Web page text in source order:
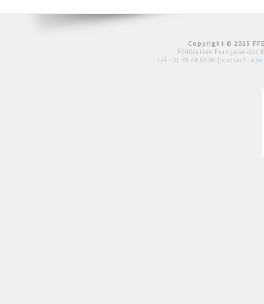
Copyright © 2015
Fédération Française des
tél : 01 39 44 65 80 | contact :